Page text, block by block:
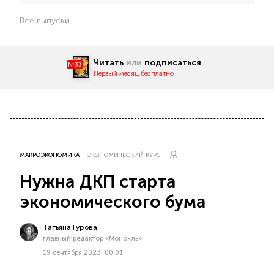
Все выпуски
№33 Читать или подписаться
Первый месяц бесплатно
МАКРОЭКОНОМИКА ЭКОНОМИЧЕСКИЙ КУРС
Нужна ДКП старта
экономического бума
Татьяна Гурова
главный редактор «Монокль»
19 сентября 2023, 00:01